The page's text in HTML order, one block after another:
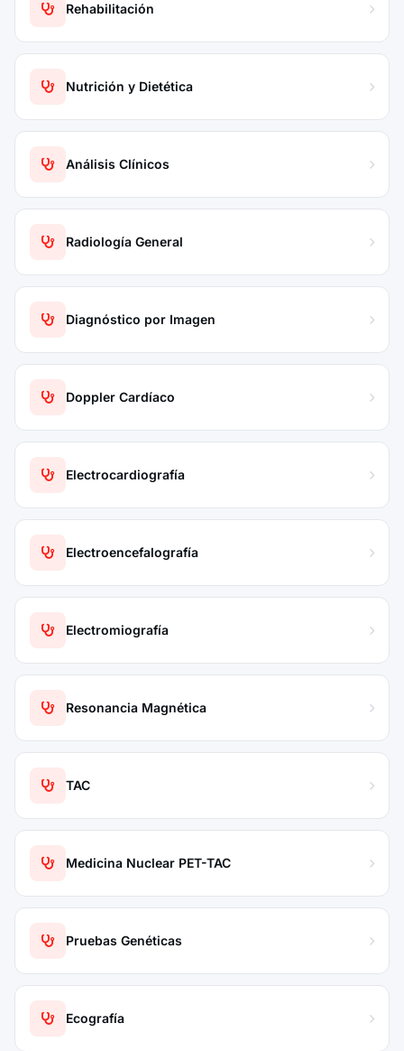
Rehabilitación
Nutrición y Dietética
Análisis Clínicos
Radiología General
Diagnóstico por Imagen
Doppler Cardíaco
Electrocardiografía
Electroencefalografía
Electromiografía
Resonancia Magnética
TAC
Medicina Nuclear PET-TAC
Pruebas Genéticas
Ecografía